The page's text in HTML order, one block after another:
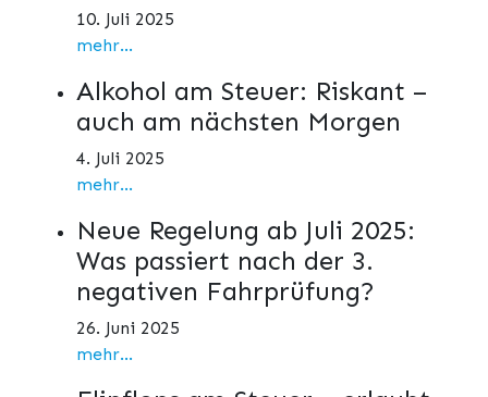
10. Juli 2025
mehr...
Alkohol am Steuer: Riskant –
auch am nächsten Morgen
4. Juli 2025
mehr...
Neue Regelung ab Juli 2025:
Was passiert nach der 3.
negativen Fahrprüfung?
26. Juni 2025
mehr...